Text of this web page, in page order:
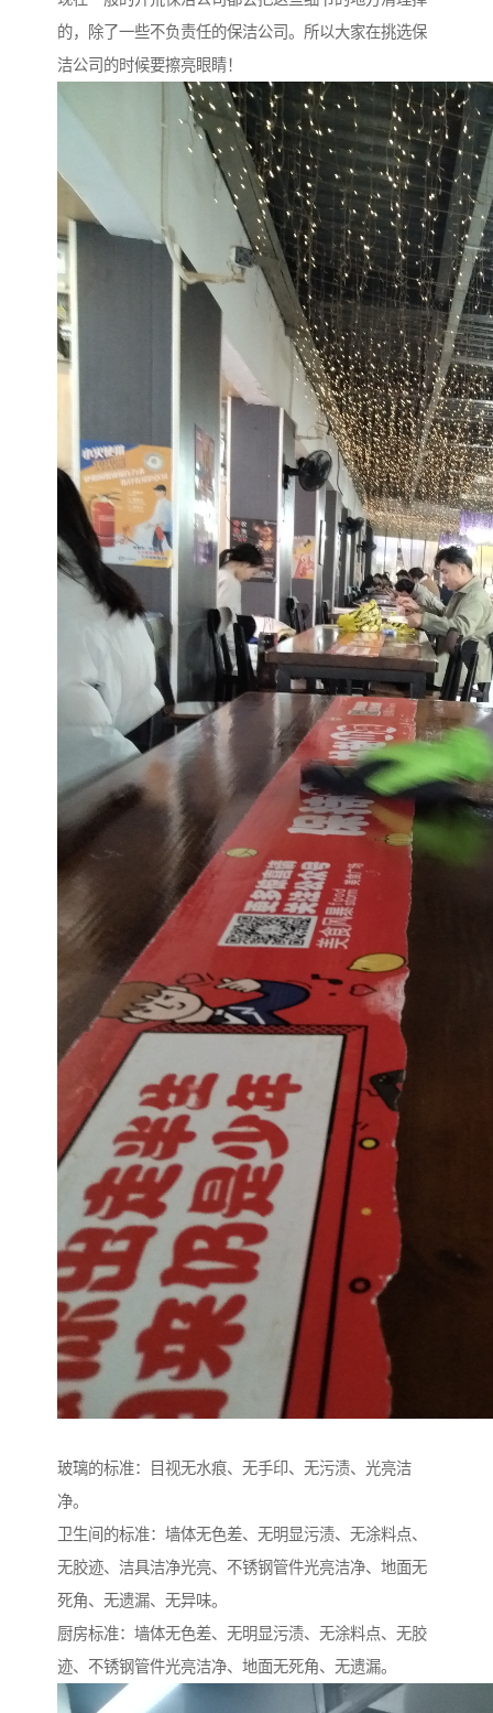
的，除了一些不负责任的保洁公司。所以大家在挑选保
洁公司的时候要擦亮眼睛！
玻璃的标准：目视无水痕、无手印、无污渍、光亮洁
净。
卫生间的标准：墙体无色差、无明显污渍、无涂料点、
无胶迹、洁具洁净光亮、不锈钢管件光亮洁净、地面无
死角、无遗漏、无异味。
厨房标准：墙体无色差、无明显污渍、无涂料点、无胶
迹、不锈钢管件光亮洁净、地面无死角、无遗漏。